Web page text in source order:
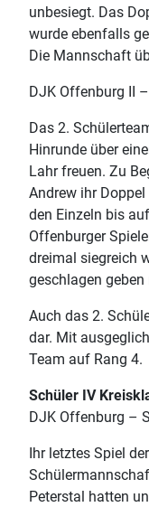
unbesiegt. Das
wurde ebenfalls
Die Mannschaft
DJK Offenburg II
Das 2.
Hinrunde über
Lahr freuen. Zu
Andrew ihr
den Einzeln bis
Offenburger
dreimal siegreich
geschlagen geben
Auch das 2.
dar. Mit
Team auf Rang 4.
Schüler IV
DJK Offenburg –
Ihr letztes Spiel
Peterstal hatten